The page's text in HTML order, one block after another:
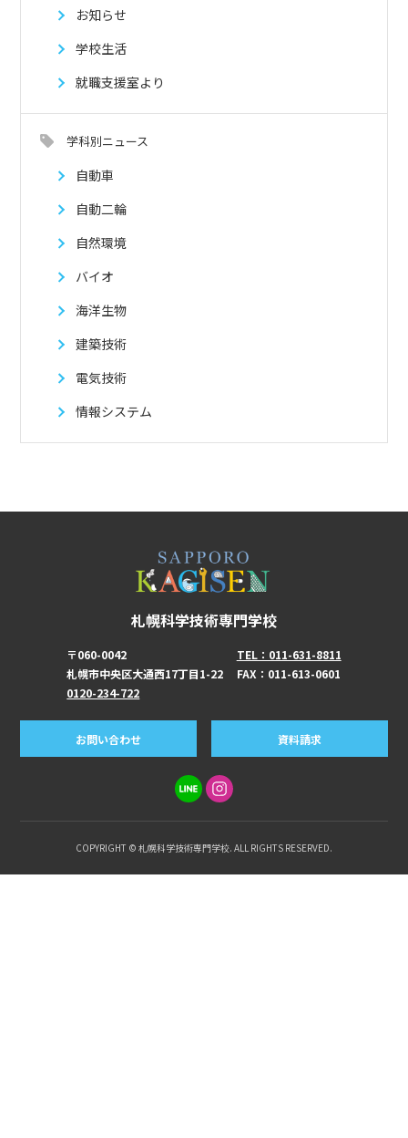
お知らせ
学校生活
就職支援室より
学科別ニュース
自動車
自動二輪
自然環境
バイオ
海洋生物
建築技術
電気技術
情報システム
札幌科学技術専門学校
〒060-0042
札幌市中央区大通西17丁目1-22
0120-234-722
TEL：011-631-8811
FAX：011-613-0601
お問い合わせ 資料請求
COPYRIGHT © 札幌科学技術専門学校. ALL RIGHTS RESERVED.